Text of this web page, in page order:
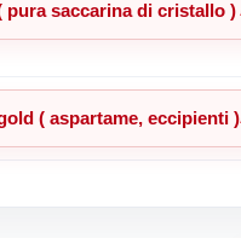
pura saccarina di cristallo )
( aspartame, eccipienti )